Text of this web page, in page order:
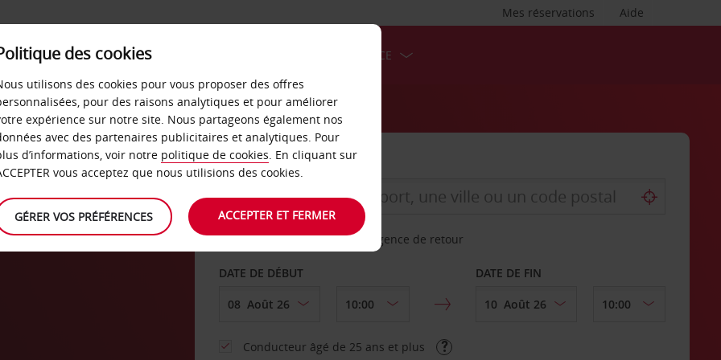
Aide
Mes réservations
SERVICES &
LOCATION
LIBRE-SERVICE
AGENCE DE DÉPART
Sélectionnez une autre agence de retour
DATE DE DÉBUT DATE DE FIN
Conducteur âgé de 25 ans et plus
des cookies
utilisons des cookies pour vous proposer des offres
pour des raisons analytiques et pour améliorer
expérience sur notre site. Nous partageons également nos
avec des partenaires publicitaires et analytiques. Pour
d’informations, voir notre politique de cookies. En cliquant sur
vous acceptez que nous utilisions des cookies.
GÉRER VOS PRÉFÉRENCES ACCEPTER ET FERMER